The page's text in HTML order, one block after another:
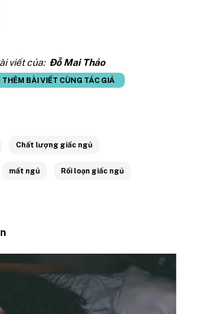
viết của: Đỗ Mai Thảo
THÊM BÀI VIẾT CÙNG TÁC GIẢ
Chất lượng giấc ngủ
mất ngủ Rối loạn giấc ngủ